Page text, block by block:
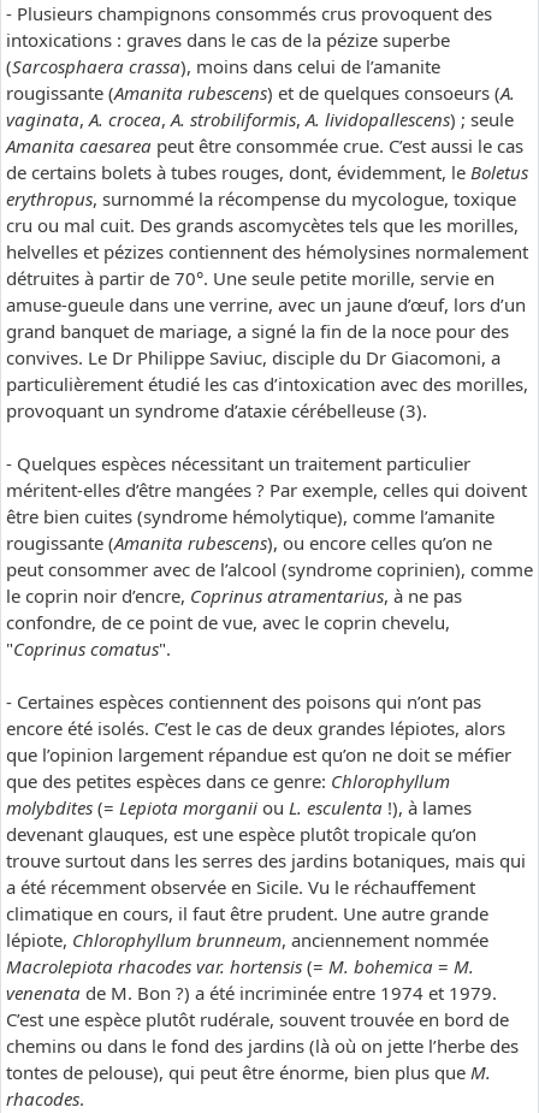
- Plusieurs champignons consommés crus provoquent des
intoxications : graves dans le cas de la pézize superbe
(Sarcosphaera crassa), moins dans celui de l’amanite
rougissante (Amanita rubescens) et de quelques consoeurs (A.
vaginata,A. crocea, A. strobiliformis,A. lividopallescens) ; seule
Amanita caesarea peut être consommée crue. C’est aussi le cas
de certains bolets à tubes rouges, dont, évidemment, le Boletus
erythropus, surnommé la récompense du mycologue, toxique
cru ou mal cuit. Des grands ascomycètes tels que les morilles,
helvelles et pézizes contiennent des hémolysines normalement
détruites à partir de 70°. Une seule petite morille, servie en
amuse-gueule dans une verrine, avec un jaune d’œuf, lors d’un
grand banquet de mariage, a signé la fin de la noce pour des
convives. Le Dr Philippe Saviuc, disciple du Dr Giacomoni, a
particulièrement étudié les cas d’intoxication avec des morilles,
provoquant un syndrome d’ataxie cérébelleuse (3).
- Quelques espèces nécessitant un traitement particulier
méritent-elles d’être mangées ? Par exemple, celles qui doivent
être bien cuites (syndrome hémolytique), comme l’amanite
rougissante (Amanita rubescens), ou encore celles qu’on ne
peut consommer avec de l’alcool (syndrome coprinien), comme
le coprin noir d’encre, Coprinus atramentarius, à ne pas
confondre, de ce point de vue, avec le coprin chevelu,
"Coprinus comatus".
- Certaines espèces contiennent des poisons qui n’ont pas
encore été isolés. C’est le cas de deux grandes lépiotes, alors
que l’opinion largement répandue est qu’on ne doit se méfier
que des petites espèces dans ce genre: Chlorophyllum
molybdites (= Lepiota morganii ou L. esculenta !), à lames
devenant glauques, est une espèce plutôt tropicale qu’on
trouve surtout dans les serres des jardins botaniques, mais qui
a été récemment observée en Sicile. Vu le réchauffement
climatique en cours, il faut être prudent. Une autre grande
lépiote, Chlorophyllum brunneum, anciennement nommée
Macrolepiota rhacodes var. hortensis (= M. bohemica = M.
venenata de M. Bon ?) a été incriminée entre 1974 et 1979.
C’est une espèce plutôt rudérale, souvent trouvée en bord de
chemins ou dans le fond des jardins (là où on jette l’herbe des
tontes de pelouse), qui peut être énorme, bien plus que M.
rhacodes.